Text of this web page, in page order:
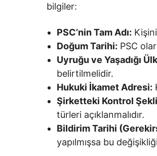
bilgiler:
PSC’nin Tam Adı:
Doğum Tarihi: PSC
Uyruğu ve Yaşadığı
belirtilmelidir.
Hukuki İkamet Adresi:
Şirketteki Kontrol
türleri açıklanmalıdır.
Bildirim Tarihi
yapılmışsa bu